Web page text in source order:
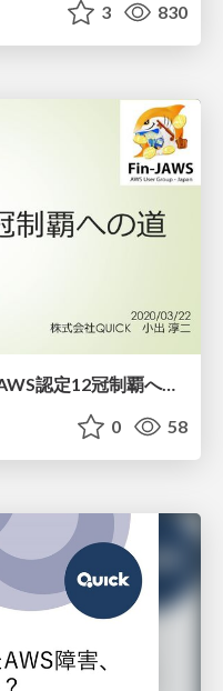
3 830
2021/03/22 Fin-JAWS #20 「AWS認定12冠制覇への道」
0 58